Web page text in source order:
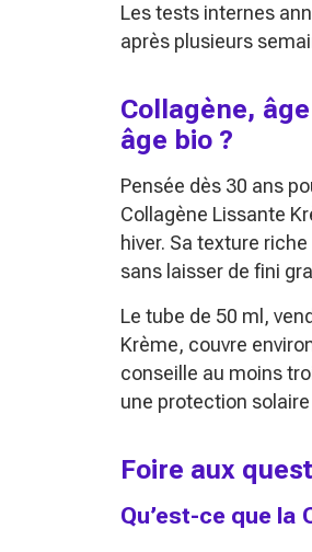
Les tests internes
après plusieurs
Collagène,
âge bio ?
Pensée dès 30 ans
Collagène Lissante
hiver. Sa texture
sans laisser de fini
Le tube de 50 ml,
Krème, couvre
conseille au moins
une protection
Foire aux
Qu’est-ce que la